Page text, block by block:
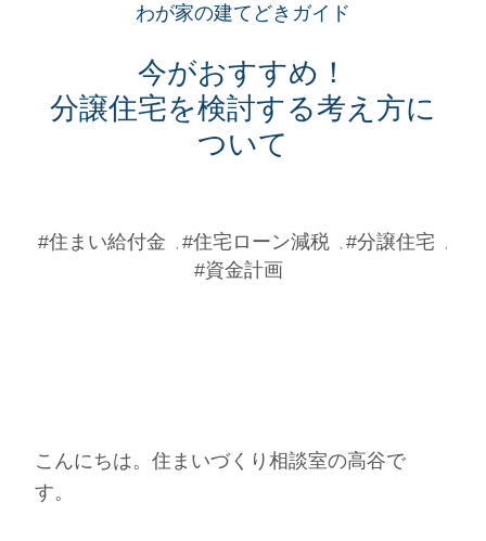
わが家の建てどきガイド
今がおすすめ！
分譲住宅を検討する考え方に
ついて
#住まい給付金 #住宅ローン減税 #分譲住宅
#資金計画
こんにちは。住まいづくり相談室の高谷で
す。